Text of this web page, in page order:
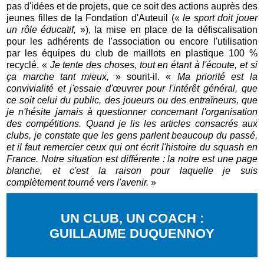
pas d'idées et de projets, que ce soit des actions auprès des
jeunes filles de la Fondation d'Auteuil («le sport doit jouer
un rôle éducatif, »), la mise en place de la défiscalisation
pour les adhérents de l'association ou encore l'utilisation
par les équipes du club de maillots en plastique 100 %
recyclé. « Je tente des choses, tout en étant à l'écoute, et si
ça marche tant mieux, » sourit-il. « Ma priorité est la
convivialité et j'essaie d'œuvrer pour l'intérêt général, que
ce soit celui du public, des joueurs ou des entraîneurs, que
je n'hésite jamais à questionner concernant l'organisation
des compétitions. Quand je lis les articles consacrés aux
clubs, je constate que les gens parlent beaucoup du passé,
et il faut remercier ceux qui ont écrit l'histoire du squash en
France. Notre situation est différente : la notre est une page
blanche, et c'est la raison pour laquelle je suis
complètement tourné vers l'avenir. »
UN CLUB, UN COACH :
GUILLAUME DUQUENNOY